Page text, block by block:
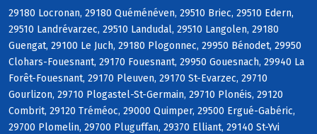
29180 Locronan, 29180 Quéménéven, 29510 Briec, 29510 Edern,
29510 Landrévarzec, 29510 Landudal, 29510 Langolen, 29180
Guengat, 29100 Le Juch, 29180 Plogonnec, 29950 Bénodet, 29950
Clohars-Fouesnant, 29170 Fouesnant, 29950 Gouesnach, 29940 La
Forêt-Fouesnant, 29170 Pleuven, 29170 St-Evarzec, 29710
Gourlizon, 29710 Plogastel-St-Germain, 29710 Plonéis, 29120
Combrit, 29120 Tréméoc, 29000 Quimper, 29500 Ergué-Gabéric,
29700 Plomelin, 29700 Pluguffan, 29370 Elliant, 29140 St-Yvi